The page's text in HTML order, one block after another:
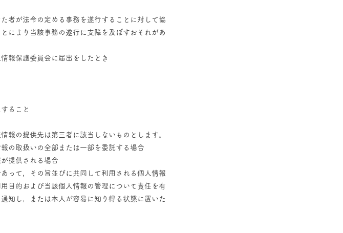
者が法令の定める事務を遂行することに対して協
により当該事務の遂行に支障を及ぼすおそれがあ
報保護委員会に届出をしたとき
ること
報の提供先は第三者に該当しないものとします。
の取扱いの全部または一部を委託する場合
提供される場合
って，その旨並びに共同して利用される個人情報
目的および当該個人情報の管理について責任を有
知し，または本人が容易に知り得る状態に置いた